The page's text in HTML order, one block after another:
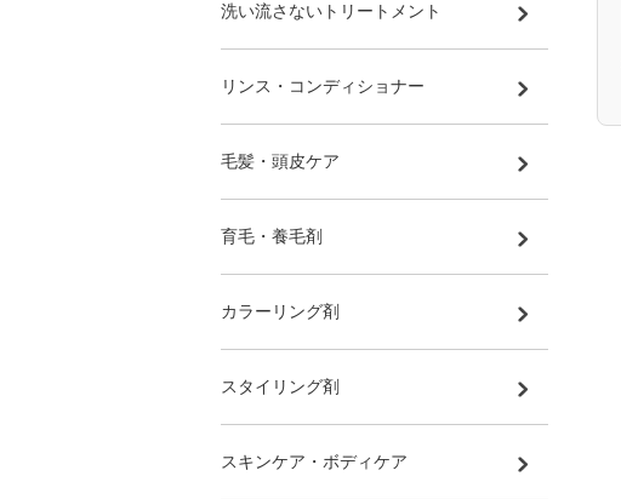
洗い流さないトリートメント
リンス・コンディショナー
毛髪・頭皮ケア
育毛・養毛剤
カラーリング剤
スタイリング剤
スキンケア・ボディケア